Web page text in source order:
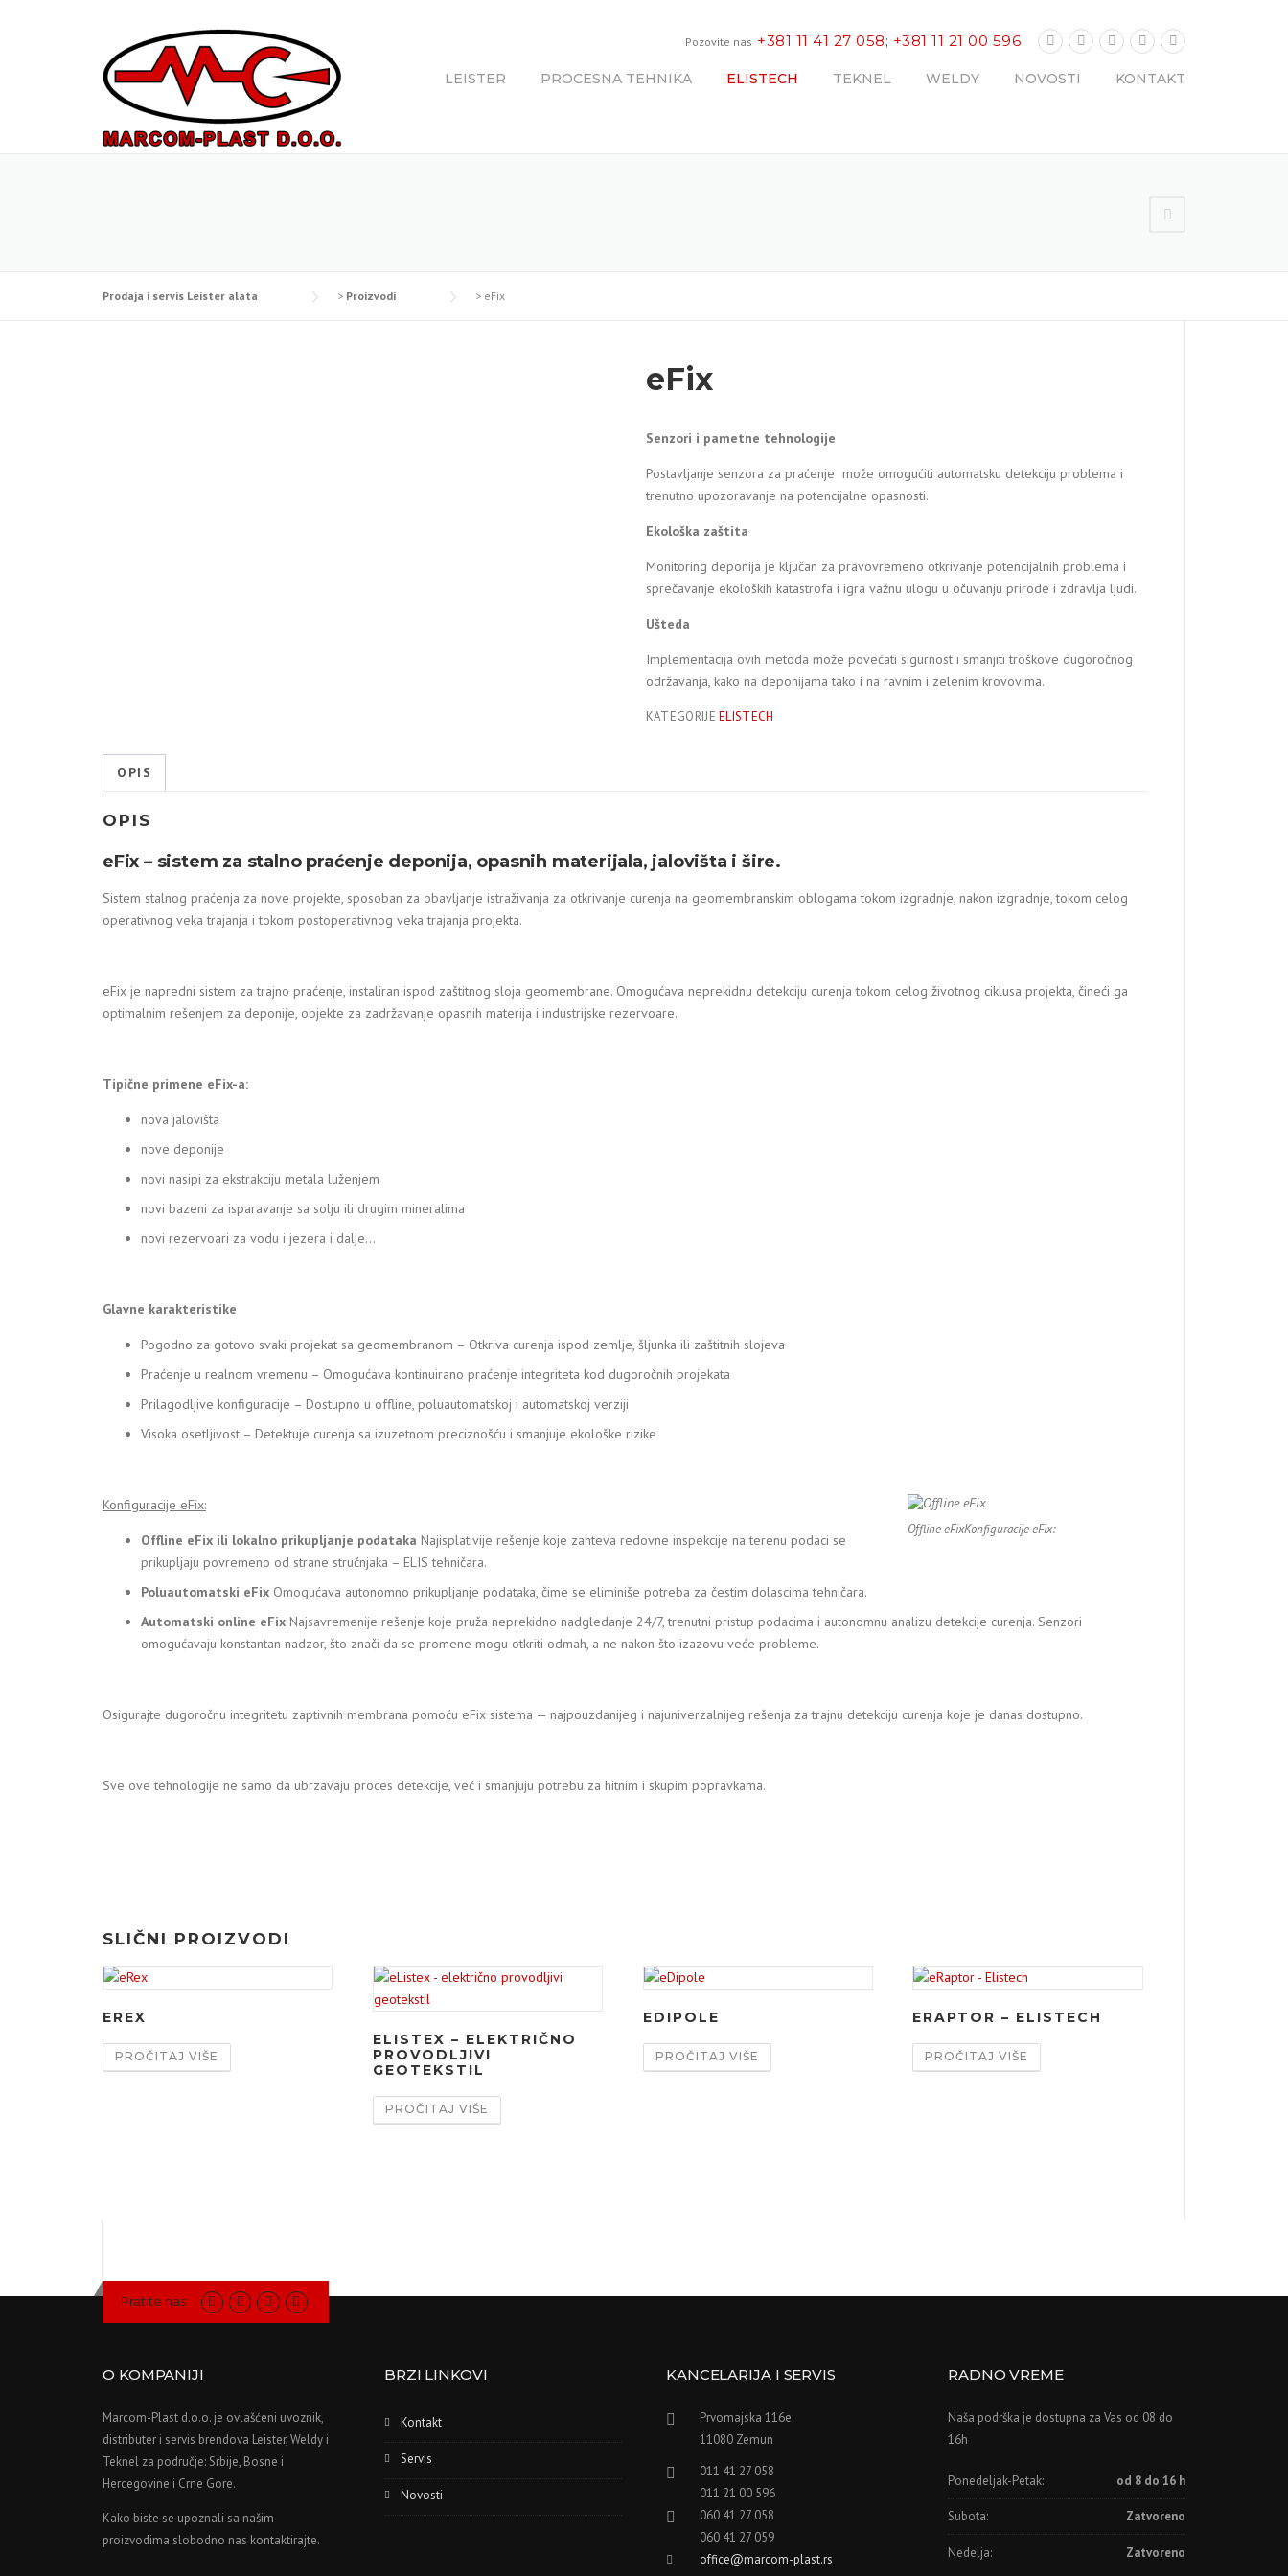
Pozovite nas +381 11 41 27 058; +381 11 21 00 596
LEISTER PROCESNA TEHNIKA ELISTECH TEKNEL WELDY NOVOSTI KONTAKT
Prodaja i servis Leister alata > Proizvodi > eFix
eFix
Senzori i pametne tehnologije
Postavljanje senzora za praćenje može omogućiti automatsku detekciju problema i
trenutno upozoravanje na potencijalne opasnosti.
Ekološka zaštita
Monitoring deponija je ključan za pravovremeno otkrivanje potencijalnih problema i
sprečavanje ekoloških katastrofa i igra važnu ulogu u očuvanju prirode i zdravlja ljudi.
Ušteda
Implementacija ovih metoda može povećati sigurnost i smanjiti troškove dugoročnog
održavanja, kako na deponijama tako i na ravnim i zelenim krovovima.
KATEGORIJEELISTECH
OPIS
OPIS
eFix – sistem za stalno praćenje deponija, opasnih materijala, jalovišta i šire.
Sistem stalnog praćenja za nove projekte, sposoban za obavljanje istraživanja za otkrivanje curenja na geomembranskim oblogama tokom izgradnje, nakon izgradnje, tokom celog
operativnog veka trajanja i tokom postoperativnog veka trajanja projekta.
eFix je napredni sistem za trajno praćenje, instaliran ispod zaštitnog sloja geomembrane. Omogućava neprekidnu detekciju curenja tokom celog životnog ciklusa projekta, čineći ga
optimalnim rešenjem za deponije, objekte za zadržavanje opasnih materija i industrijske rezervoare.
Tipične primene eFix-a:
nova jalovišta
nove deponije
novi nasipi za ekstrakciju metala luženjem
novi bazeni za isparavanje sa solju ili drugim mineralima
novi rezervoari za vodu i jezera i dalje…
Glavne karakteristike
Pogodno za gotovo svaki projekat sa geomembranom – Otkriva curenja ispod zemlje, šljunka ili zaštitnih slojeva
Praćenje u realnom vremenu – Omogućava kontinuirano praćenje integriteta kod dugoročnih projekata
Prilagodljive konfiguracije – Dostupno u offline, poluautomatskoj i automatskoj verziji
Visoka osetljivost – Detektuje curenja sa izuzetnom preciznošću i smanjuje ekološke rizike
Offline eFixKonfiguracije eFix:
Konfiguracije eFix:
Offline eFix ili lokalno prikupljanje podataka Najisplativije rešenje koje zahteva redovne inspekcije na terenu podaci se
prikupljaju povremeno od strane stručnjaka – ELIS tehničara.
Poluautomatski eFix Omogućava autonomno prikupljanje podataka, čime se eliminiše potreba za čestim dolascima tehničara.
Automatski online eFix Najsavremenije rešenje koje pruža neprekidno nadgledanje 24/7, trenutni pristup podacima i autonomnu analizu detekcije curenja. Senzori
omogućavaju konstantan nadzor, što znači da se promene mogu otkriti odmah, a ne nakon što izazovu veće probleme.
Osigurajte dugoročnu integritetu zaptivnih membrana pomoću eFix sistema — najpouzdanijeg i najuniverzalnijeg rešenja za trajnu detekciju curenja koje je danas dostupno.
Sve ove tehnologije ne samo da ubrzavaju proces detekcije, već i smanjuju potrebu za hitnim i skupim popravkama.
SLIČNI PROIZVODI
EREX
PROČITAJ VIŠE
ELISTEX – ELEKTRIČNO
PROVODLJIVI
GEOTEKSTIL
PROČITAJ VIŠE
EDIPOLE
PROČITAJ VIŠE
ERAPTOR – ELISTECH
PROČITAJ VIŠE
Pratite nas:
O KOMPANIJI
Marcom-Plast d.o.o. je ovlašćeni uvoznik,
distributer i servis brendova Leister, Weldy i
Teknel za područje: Srbije, Bosne i
Hercegovine i Crne Gore.
Kako biste se upoznali sa našim
proizvodima slobodno nas kontaktirajte.
BRZI LINKOVI
Kontakt
Servis
Novosti
KANCELARIJA I SERVIS
Prvomajska 116e
11080 Zemun
011 41 27 058
011 21 00 596
060 41 27 058
060 41 27 059
office@marcom-plast.rs
RADNO VREME
Naša podrška je dostupna za Vas od 08 do
16h
Ponedeljak-Petak: od 8 do 16 h
Subota: Zatvoreno
Nedelja: Zatvoreno